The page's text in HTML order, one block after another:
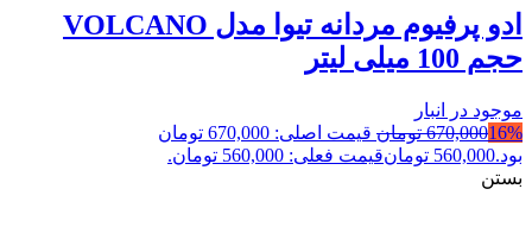
ادو پرفیوم مردانه تیوا مدل VOLCANO
حجم 100 میلی لیتر
موجود در انبار
16%
670,000 تومان
قیمت اصلی: 670,000 تومان
بود.560,000 تومانقیمت فعلی: 560,000 تومان.
بستن